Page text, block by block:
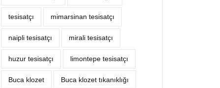
tesisatçı mimarsinan tesisatçı
naipli tesisatçı mirali tesisatçı
huzur tesisatçı limontepe tesisatçı
Buca klozet Buca klozet tıkanıklığı